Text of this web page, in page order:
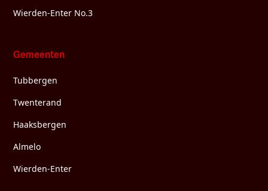
Wierden-Enter No.3
Gemeenten
Tubbergen
Twenterand
Haaksbergen
Almelo
Wierden-Enter